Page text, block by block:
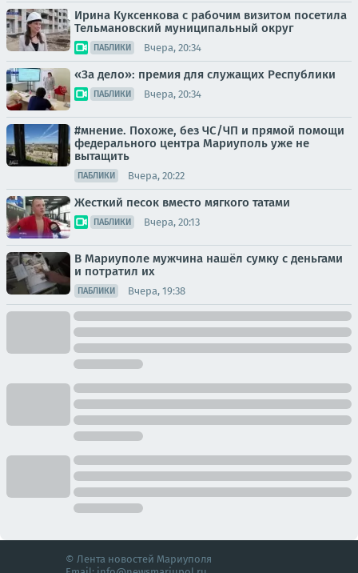
Ирина Куксенкова с рабочим визитом посетила
Тельмановский муниципальный округ
ПАБЛИКИ Вчера, 20:34
«За дело»: премия для служащих Республики
ПАБЛИКИ Вчера, 20:34
#мнение. Похоже, без ЧС/ЧП и прямой помощи
федерального центра Мариуполь уже не
вытащить
ПАБЛИКИ Вчера, 20:22
Жесткий песок вместо мягкого татами
ПАБЛИКИ Вчера, 20:13
В Мариуполе мужчина нашёл сумку с деньгами
и потратил их
ПАБЛИКИ Вчера, 19:38
© Лента новостей Мариуполя